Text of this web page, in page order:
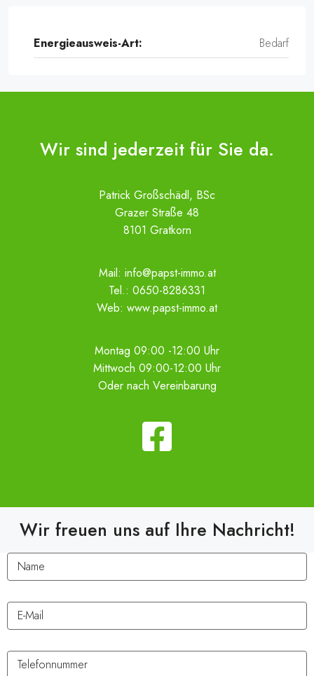
Energieausweis-Art: Bedarf
Wir sind jederzeit für Sie da.
Patrick Großschädl, BSc
Grazer Straße 48
8101 Gratkorn
Mail: info@papst-immo.at
Tel.: 0650-8286331
Web: www.papst-immo.at
Montag 09:00 -12:00 Uhr
Mittwoch 09:00-12:00 Uhr
Oder nach Vereinbarung
Wir freuen uns auf Ihre Nachricht!